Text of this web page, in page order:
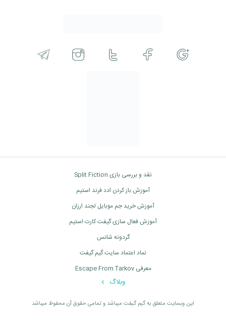
نقد و بررسی بازی Split Fiction
آموزش باز کردن ادد فرند استیم
آموزش خرید جم موبایل لجند ارزان
آموزش فعال سازی گیفت کارت استیم
گردونه شانس
نماد اعتماد سایت گیم گیفت
معرفی Escape From Tarkov
وبلاگ
اين وبسايت متعلق به گیم گیفت ميباشد و تمامی حقوق آن محفوظ ميباشد